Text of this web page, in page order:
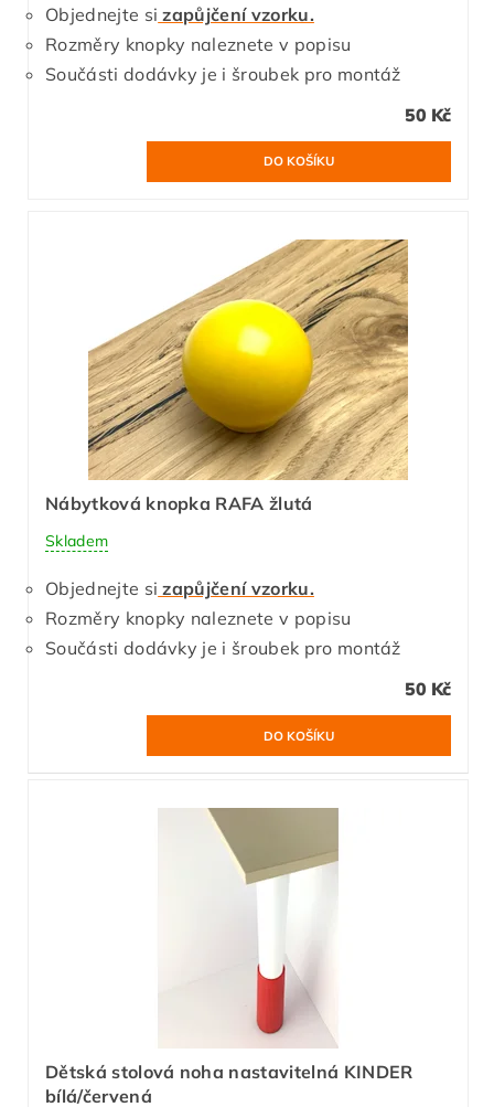
Objednejte si zapůjčení vzorku.
Rozměry knopky naleznete v popisu
Součásti dodávky je i šroubek pro montáž
50 Kč
Nábytková knopka RAFA žlutá
Skladem
Objednejte si zapůjčení vzorku.
Rozměry knopky naleznete v popisu
Součásti dodávky je i šroubek pro montáž
50 Kč
Dětská stolová noha nastavitelná KINDER
bílá/červená